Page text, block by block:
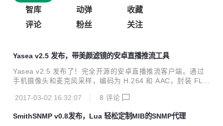
智库
动弹
收藏
评论
粉丝 关注
Yasea v2.5 发布，带美颜滤镜的安卓直播推流工具
Yasea v2.5 发布了！完全开源的安卓直播推流客户端。通过
手机摄像头和麦克风采样，编码为 H.264 和 AAC，封装 FLV
美颜磨皮。 另外还有v1.x的版本是专门给不需要GLES驱动的
不光是 star 和 fork 数目，目前为止作者处理了300 多个 issu
2017-03-02 16:32:07 8 评论
SmithSNMP v0.8发布，Lua 轻松定制MIB的SNMP代理